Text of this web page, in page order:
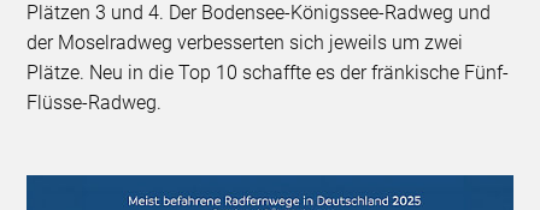
Plätzen 3 und 4. Der Bodensee-Königssee-Radweg und
der Moselradweg verbesserten sich jeweils um zwei
Plätze. Neu in die Top 10 schaffte es der fränkische Fünf-
Flüsse-Radweg.